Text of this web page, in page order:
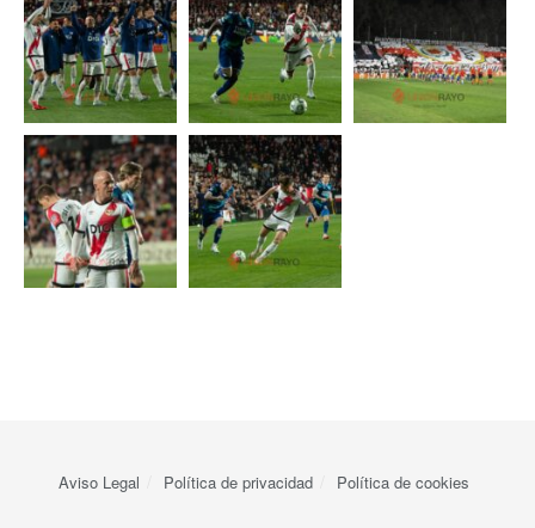
Aviso Legal Política de privacidad Política de cookies